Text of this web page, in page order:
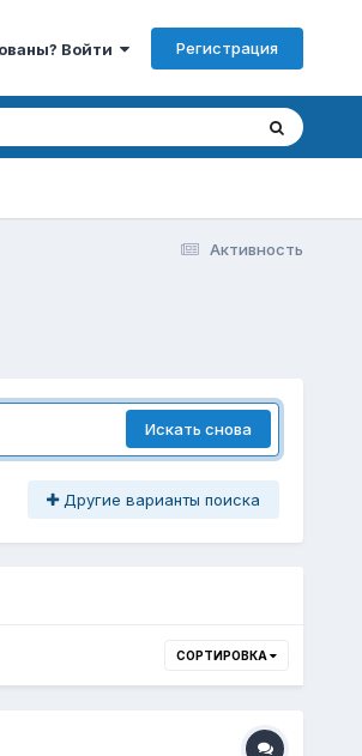
Войти Регистрация
Активность
Искать снова
Другие варианты поиска
СОРТИРОВКА